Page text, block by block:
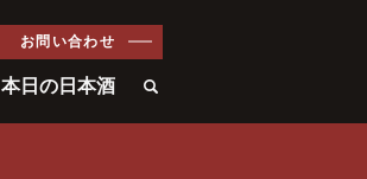
本日の日本酒
お問い合わせ